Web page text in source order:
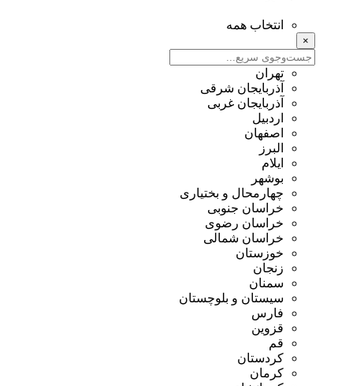
انتخاب همه
×
تهران
آذربایجان شرقی
آذربایجان غربی
اردبیل
اصفهان
البرز
ایلام
بوشهر
چهارمحال و بختیاری
خراسان جنوبی
خراسان رضوی
خراسان شمالی
خوزستان
زنجان
سمنان
سیستان و بلوچستان
فارس
قزوین
قم
کردستان
کرمان